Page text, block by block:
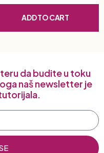
ADD TO CART
da budite u toku
naš newsletter je